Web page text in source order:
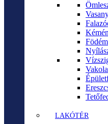
LAKÓTÉR